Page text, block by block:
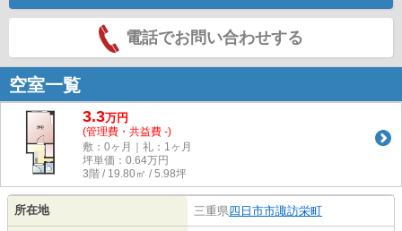
電話でお問い合わせする
空室一覧
3.3万円
(管理費・共益費 -)
敷：0ヶ月｜礼：1ヶ月
坪単価： 0.64万円
3階 / 19.80㎡ / 5.98坪
所在地 三重県四日市市諏訪栄町